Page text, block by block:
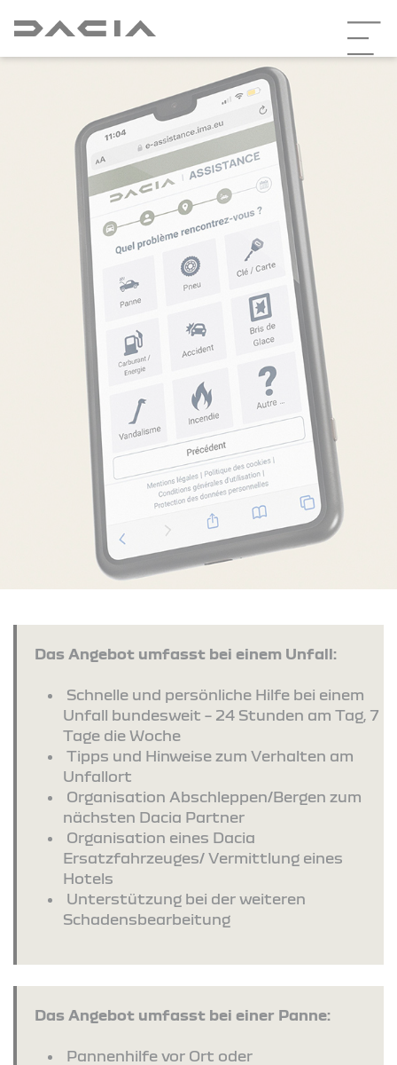
Das Angebot umfasst bei einem Unfall:
Schnelle und persönliche Hilfe bei einem
Unfall bundesweit – 24 Stunden am Tag, 7
Tage die Woche
Tipps und Hinweise zum Verhalten am
Unfallort
Organisation Abschleppen/Bergen zum
nächsten Dacia Partner
Organisation eines Dacia
Ersatzfahrzeuges/ Vermittlung eines
Hotels
Unterstützung bei der weiteren
Schadensbearbeitung
Das Angebot umfasst bei einer Panne:
Pannenhilfe vor Ort oder